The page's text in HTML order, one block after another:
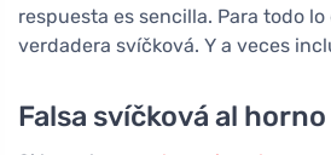
respuesta es sencilla. Para todo
verdadera svíčková. Y a veces
Falsa svíčková al horno